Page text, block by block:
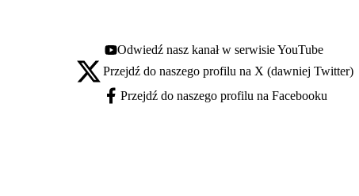
Youtube - otwiera się w nowej karcie
Odwiedź nasz kanał w serwisie YouTube
X - otwiera się w nowej karcie
Przejdź do naszego profilu na X (dawniej Twitter)
Facebook - otwiera się w nowej karcie
Przejdź do naszego profilu na Facebooku